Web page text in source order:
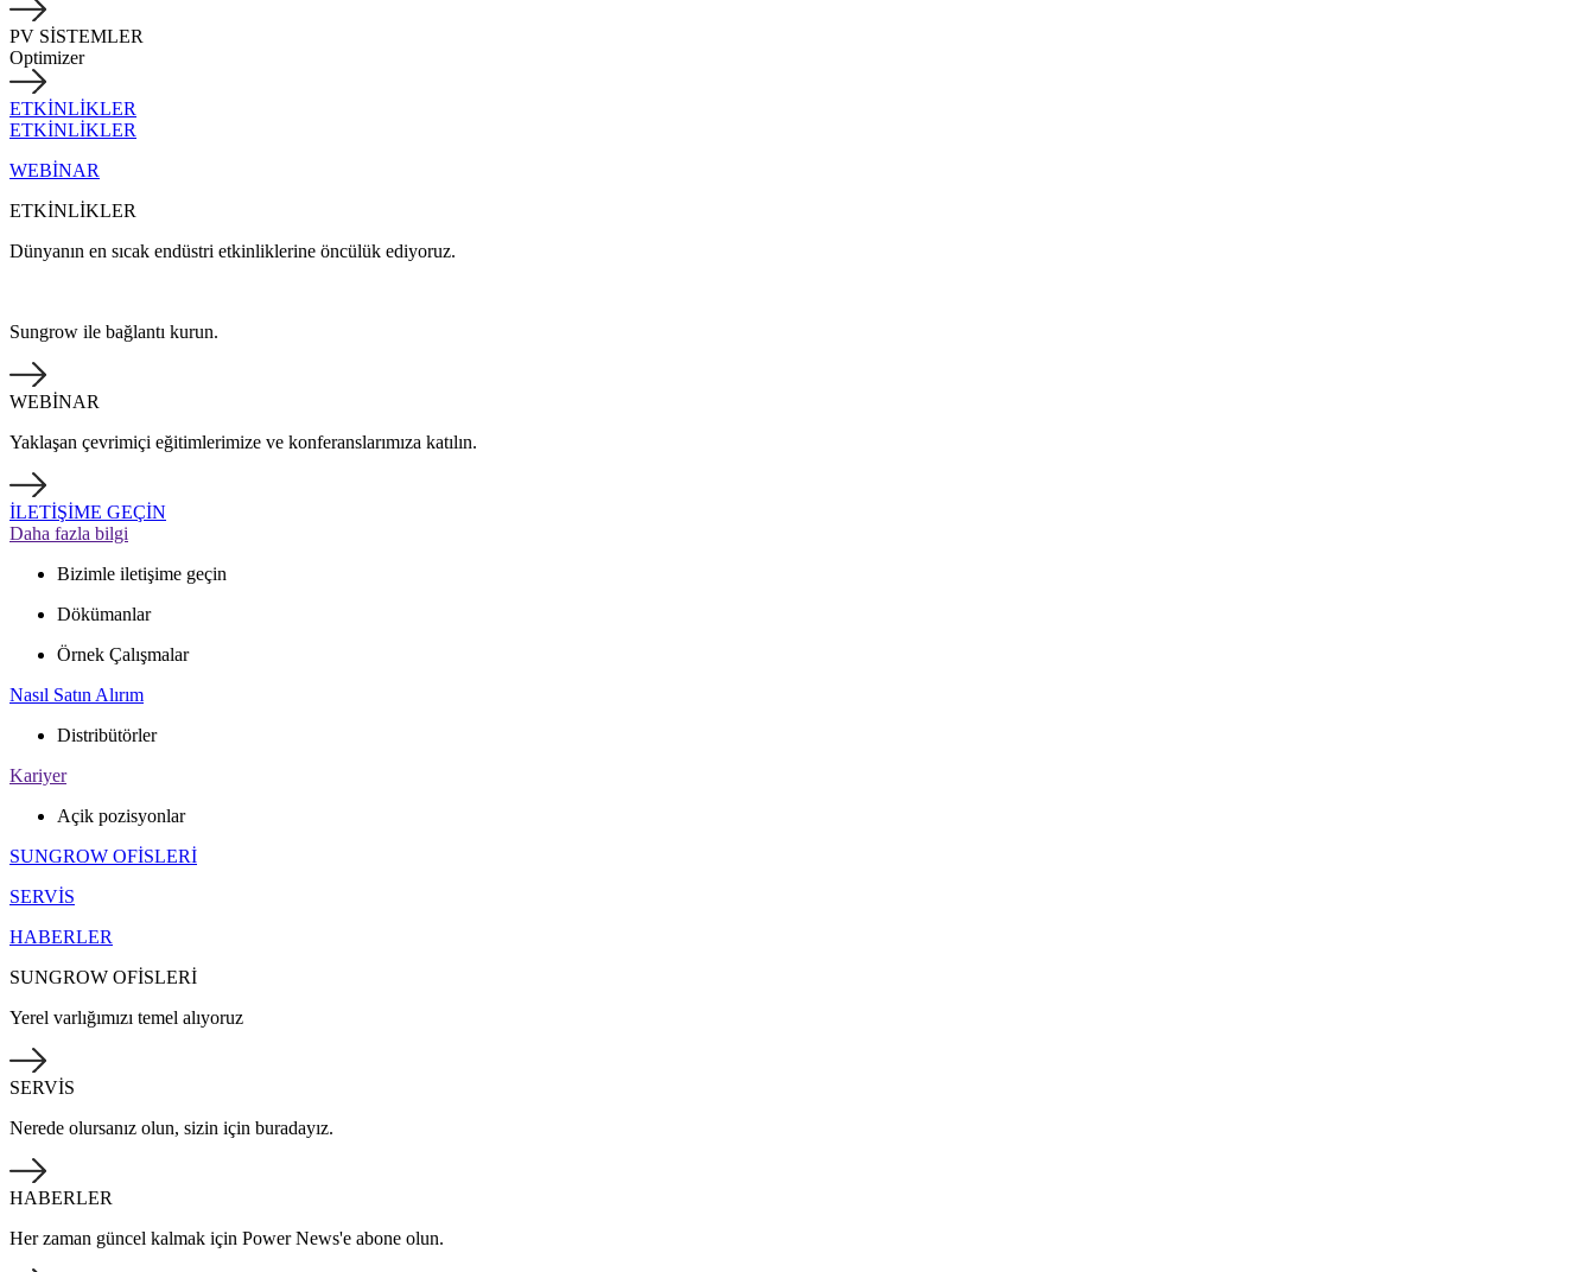
PV SİSTEMLER
Optimizer
ETKİNLİKLER
ETKİNLİKLER
WEBİNAR
ETKİNLİKLER
Dünyanın en sıcak endüstri etkinliklerine öncülük ediyoruz.
Sungrow ile bağlantı kurun.
WEBİNAR
Yaklaşan çevrimiçi eğitimlerimize ve konferanslarımıza katılın.
İLETİŞİME GEÇİN
Daha fazla bilgi
Bizimle iletişime geçin
Dökümanlar
Örnek Çalışmalar
Nasıl Satın Alırım
Distribütörler
Kariyer
Açik pozisyonlar
SUNGROW OFİSLERİ
SERVİS
HABERLER
SUNGROW OFİSLERİ
Yerel varlığımızı temel alıyoruz
SERVİS
Nerede olursanız olun, sizin için buradayız.
HABERLER
Her zaman güncel kalmak için Power News'e abone olun.